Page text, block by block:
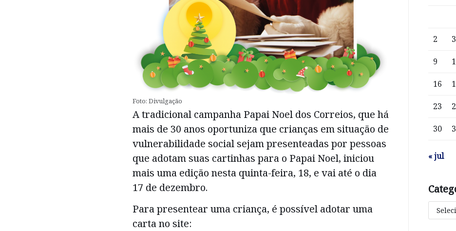
Foto: Divulgação
A tradicional campanha Papai Noel dos Correios, que há
mais de 30 anos oportuniza que crianças em situação de
vulnerabilidade social sejam presenteadas por pessoas
que adotam suas cartinhas para o Papai Noel, iniciou
mais uma edição nesta quinta-feira, 18, e vai até o dia
17 de dezembro.
Para presentear uma criança, é possível adotar uma
carta no site:
2 3
9
16
23
30
« jul